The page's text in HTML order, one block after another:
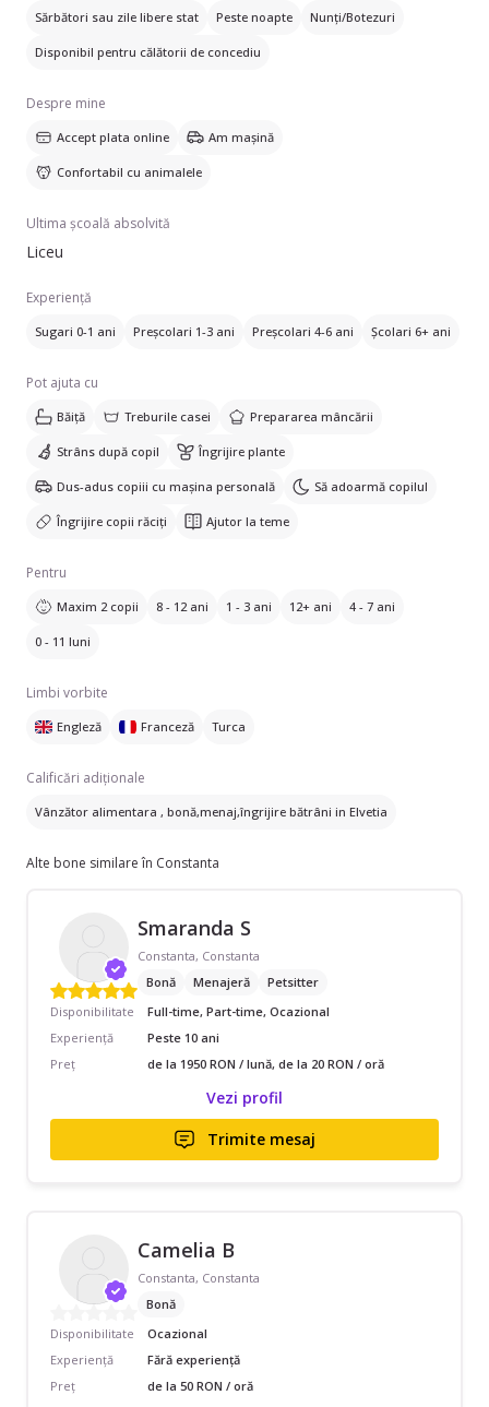
Vorbesesc engleză, franceză și turcă. De asemenea, am
certificări ca vânzător alimentar, bonă, menaj și îngrijire
Sărbători sau zile libere stat Peste noapte Nunți/Botezuri
Disponibil pentru călătorii de concediu
Despre mine
Accept plata online Am mașină
Confortabil cu animalele
Ultima școală absolvită
Liceu
Experiență
Sugari 0-1 ani Preșcolari 1-3 ani Preșcolari 4-6 ani Școlari 6+ ani
Pot ajuta cu
Băiță Treburile casei Prepararea mâncării
Strâns după copil Îngrijire plante
Dus-adus copiii cu mașina personală Să adoarmă copilul
Îngrijire copii răciți Ajutor la teme
Pentru
Maxim 2 copii 8 - 12 ani 1 - 3 ani 12+ ani 4 - 7 ani
0 - 11 luni
Limbi vorbite
Engleză Franceză Turca
Calificări adiționale
Vânzător alimentara , bonă,menaj,îngrijire bătrâni in Elvetia
Alte bone similare în Constanta
Smaranda S
Constanta, Constanta
Bonă
Menajeră
Petsitter
Disponibilitate
Full-time, Part-time, Ocazional
Experiență
Peste 10 ani
Preț
de la 1950 RON / lună, de la 20 RON / oră
Vezi profil
Trimite mesaj
Camelia B
Constanta, Constanta
Bonă
Disponibilitate
Ocazional
Experiență
Fără experiență
Preț
de la 50 RON / oră